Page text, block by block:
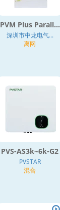
PVM Plus Parall...
深圳市中龙电气...
离网
PVS-AS3k~6k-G2
PVSTAR
混合